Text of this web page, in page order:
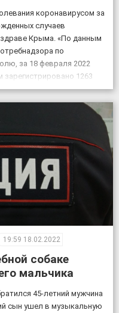
коронавирусом за
случаев
Крыма. «По данным
по
за 18 февраля 2022
зарегистрировано 1263
всего выявлено 151605
19:59 18.02.2022
собаке
мальчика
45-летний мужчина
сын ушел в музыкальную